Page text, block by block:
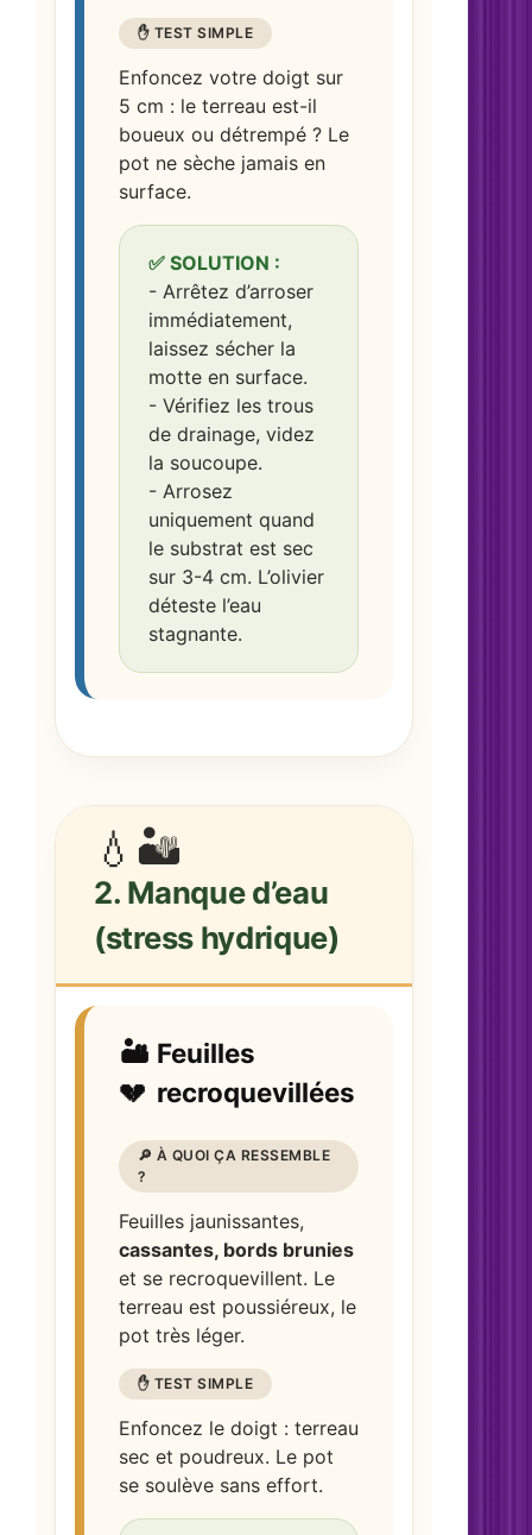
✋ TEST SIMPLE
Enfoncez votre doigt sur
5 cm : le terreau est-il
boueux ou détrempé ? Le
pot ne sèche jamais en
surface.
✅ SOLUTION :
- Arrêtez d’arroser
immédiatement,
laissez sécher la
motte en surface.
- Vérifiez les trous
de drainage, videz
la soucoupe.
- Arrosez
uniquement quand
le substrat est sec
sur 3-4 cm. L’olivier
déteste l’eau
stagnante.
💧🏜️
2. Manque d’eau
(stress hydrique)
🏜️
💔
Feuilles
recroquevillées
🔎 À QUOI ÇA RESSEMBLE
?
Feuilles jaunissantes,
cassantes, bords brunies
et se recroquevillent. Le
terreau est poussiéreux, le
pot très léger.
✋ TEST SIMPLE
Enfoncez le doigt : terreau
sec et poudreux. Le pot
se soulève sans effort.